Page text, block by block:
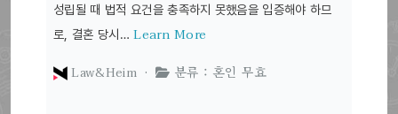
성립될 때 법적 요건을 충족하지 못했음을 입증해야 하므
로, 결혼 당시…Learn More
Law&Heim ·
분류 : 혼인 무효